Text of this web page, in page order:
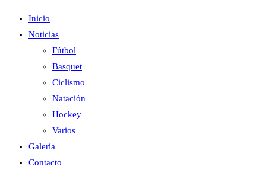
Inicio
Noticias
Fútbol
Basquet
Ciclismo
Natación
Hockey
Varios
Galería
Contacto